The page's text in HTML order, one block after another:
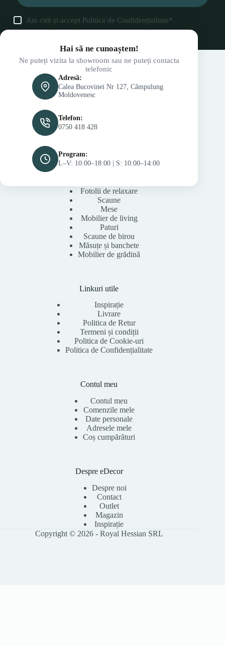
Am citit și accept Politica de Confidențialitate*
Hai să ne cunoaștem!
Ne puteți vizita la showroom sau ne puteți contacta
telefonic
Adresă:
Calea Bucovinei Nr 127, Câmpulung
Moldovenesc
Telefon:
0750 418 428
Program:
L–V: 10:00–18:00 | S: 10:00–14:00
Fotolii de relaxare
Scaune
Mese
Mobilier de living
Paturi
Scaune de birou
Măsuțe și banchete
Mobilier de grădină
Linkuri utile
Inspirație
Livrare
Politica de Retur
Termeni și condiții
Politica de Cookie-uri
Politica de Confidențialitate
Contul meu
Contul meu
Comenzile mele
Date personale
Adresele mele
Coș cumpărături
Despre eDecor
Despre noi
Contact
Outlet
Magazin
Inspirație
Copyright © 2026 - Royal Hessian SRL